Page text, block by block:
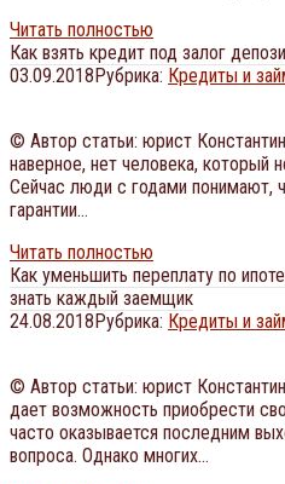
Читать полностью
Как взять кредит под залог
03.09.2018Рубрика: Кредиты и
© Автор статьи: юрист
наверное, нет человека, который
Сейчас люди с годами понимают,
гарантии…
Читать полностью
Как уменьшить переплату по
знать каждый заемщик
24.08.2018Рубрика: Кредиты и
© Автор статьи: юрист
дает возможность приобрести
часто оказывается последним
вопроса. Однако многих…